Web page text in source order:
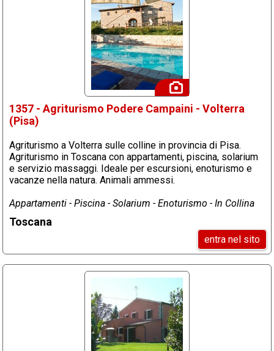
1357 - Agriturismo Podere Campaini - Volterra
(Pisa)
Agriturismo a Volterra sulle colline in provincia di Pisa.
Agriturismo in Toscana con appartamenti, piscina, solarium
e servizio massaggi. Ideale per escursioni, enoturismo e
vacanze nella natura. Animali ammessi.
Appartamenti - Piscina - Solarium - Enoturismo - In Collina
Toscana
entra nel sito